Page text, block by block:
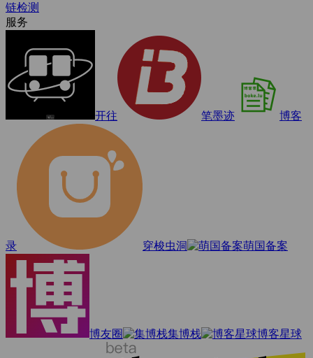
链检测
服务
开往 笔墨迹 博客
录 穿梭虫洞 萌国备案
博友圈 集博栈 博客星球